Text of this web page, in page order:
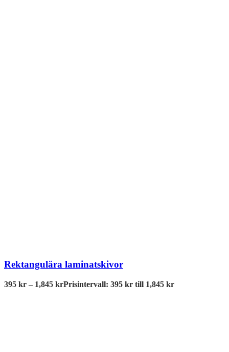
Rektangulära laminatskivor
395 kr – 1,845 krPrisintervall: 395 kr till 1,845 kr